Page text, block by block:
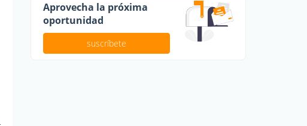
Aprovecha la próxima
oportunidad
suscríbete